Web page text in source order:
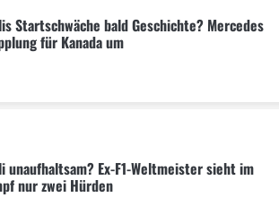
Startschwäche bald Geschichte? Mercedes
für Kanada um
unaufhaltsam? Ex-F1-Weltmeister sieht im
nur zwei Hürden